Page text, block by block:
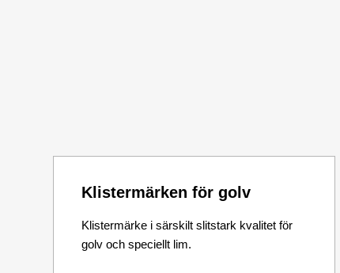
Klistermärken för golv
Klistermärke i särskilt slitstark kvalitet för
golv och speciellt lim.